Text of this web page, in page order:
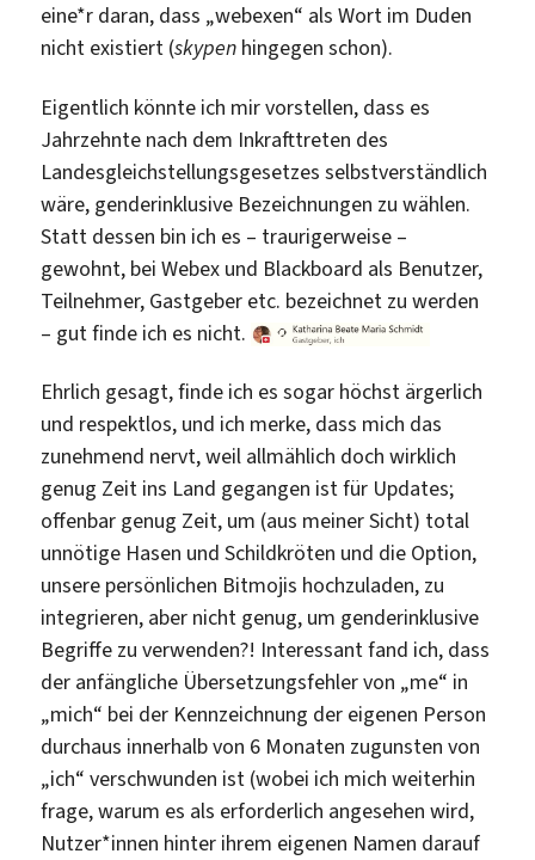
eine*r daran, dass „webexen“ als Wort im Duden
nicht existiert (skypen hingegen schon).
Eigentlich könnte ich mir vorstellen, dass es
Jahrzehnte nach dem Inkrafttreten des
Landesgleichstellungsgesetzes selbstverständlich
wäre, genderinklusive Bezeichnungen zu wählen.
Statt dessen bin ich es – traurigerweise –
gewohnt, bei Webex und Blackboard als Benutzer,
Teilnehmer, Gastgeber etc. bezeichnet zu werden
– gut finde ich es nicht.
Ehrlich gesagt, finde ich es sogar höchst ärgerlich
und respektlos, und ich merke, dass mich das
zunehmend nervt, weil allmählich doch wirklich
genug Zeit ins Land gegangen ist für Updates;
offenbar genug Zeit, um (aus meiner Sicht) total
unnötige Hasen und Schildkröten und die Option,
unsere persönlichen Bitmojis hochzuladen, zu
integrieren, aber nicht genug, um genderinklusive
Begriffe zu verwenden?! Interessant fand ich, dass
der anfängliche Übersetzungsfehler von „me“ in
„mich“ bei der Kennzeichnung der eigenen Person
durchaus innerhalb von 6 Monaten zugunsten von
„ich“ verschwunden ist (wobei ich mich weiterhin
frage, warum es als erforderlich angesehen wird,
Nutzer*innen hinter ihrem eigenen Namen darauf